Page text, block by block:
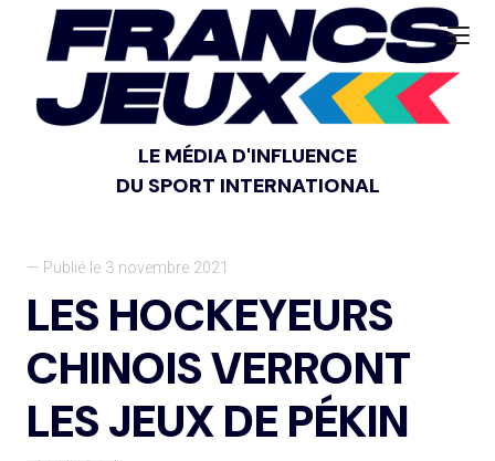
LE MÉDIA D'INFLUENCE
DU SPORT INTERNATIONAL
— Publié le 3 novembre 2021
LES HOCKEYEURS
CHINOIS VERRONT
LES JEUX DE PÉKIN